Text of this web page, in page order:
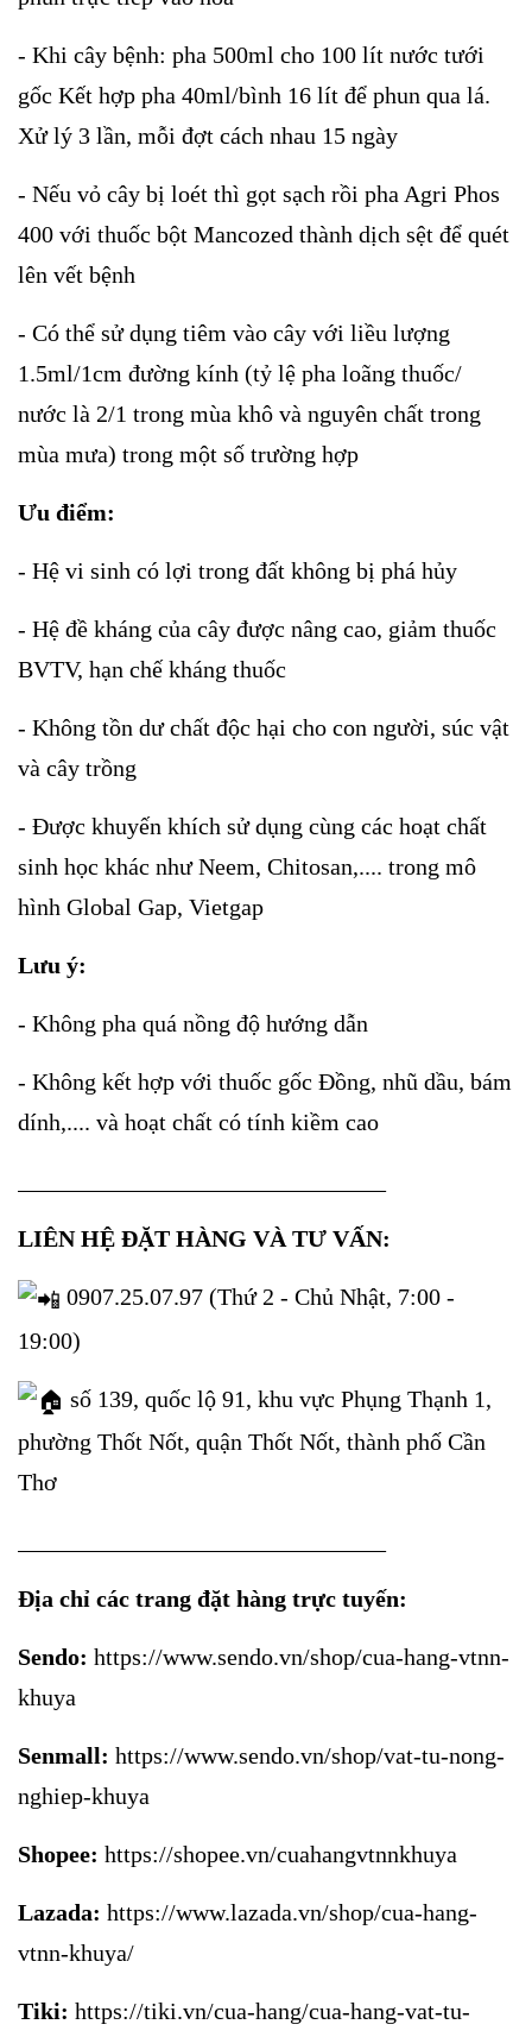
- Khi cây bệnh: pha 500ml cho 100 lít nước tưới
gốc Kết hợp pha 40ml/bình 16 lít để phun qua lá.
Xử lý 3 lần, mỗi đợt cách nhau 15 ngày
- Nếu vỏ cây bị loét thì gọt sạch rồi pha Agri Phos
400 với thuốc bột Mancozed thành dịch sệt để quét
lên vết bệnh
- Có thể sử dụng tiêm vào cây với liều lượng
1.5ml/1cm đường kính (tỷ lệ pha loãng thuốc/
nước là 2/1 trong mùa khô và nguyên chất trong
mùa mưa) trong một số trường hợp
Ưu điểm:
- Hệ vi sinh có lợi trong đất không bị phá hủy
- Hệ đề kháng của cây được nâng cao, giảm thuốc
BVTV, hạn chế kháng thuốc
- Không tồn dư chất độc hại cho con người, súc vật
và cây trồng
- Được khuyến khích sử dụng cùng các hoạt chất
sinh học khác như Neem, Chitosan,.... trong mô
hình Global Gap, Vietgap
Lưu ý:
- Không pha quá nồng độ hướng dẫn
- Không kết hợp với thuốc gốc Đồng, nhũ dầu, bám
dính,.... và hoạt chất có tính kiềm cao
LIÊN HỆ ĐẶT HÀNG VÀ TƯ VẤN:
0907.25.07.97 (Thứ 2 - Chủ Nhật, 7:00 -
19:00)
số 139, quốc lộ 91, khu vực Phụng Thạnh 1,
phường Thốt Nốt, quận Thốt Nốt, thành phố Cần
Thơ
Địa chỉ các trang đặt hàng trực tuyến:
Sendo: https://www.sendo.vn/shop/cua-hang-vtnn-
khuya
Senmall: https://www.sendo.vn/shop/vat-tu-nong-
nghiep-khuya
Shopee: https://shopee.vn/cuahangvtnnkhuya
Lazada: https://www.lazada.vn/shop/cua-hang-
vtnn-khuya/
Tiki: https://tiki.vn/cua-hang/cua-hang-vat-tu-